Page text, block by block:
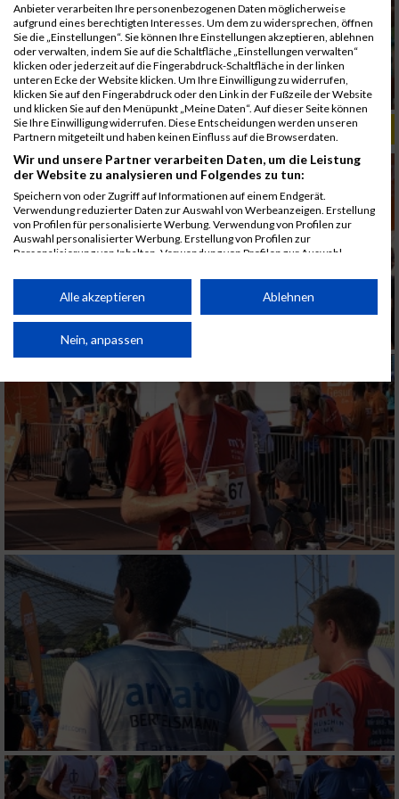
ALBUM B2RUN MÜNCHEN, B2RUN / 16.07.2019
Anbieter verarbeiten Ihre personenbezogenen Daten möglicherweise
aufgrund eines berechtigten Interesses. Um dem zu widersprechen, öffnen
Sie die „Einstellungen“. Sie können Ihre Einstellungen akzeptieren, ablehnen
oder verwalten, indem Sie auf die Schaltfläche „Einstellungen verwalten“
klicken oder jederzeit auf die Fingerabdruck-Schaltfläche in der linken
unteren Ecke der Website klicken. Um Ihre Einwilligung zu widerrufen,
klicken Sie auf den Fingerabdruck oder den Link in der Fußzeile der Website
und klicken Sie auf den Menüpunkt „Meine Daten“. Auf dieser Seite können
Sie Ihre Einwilligung widerrufen. Diese Entscheidungen werden unseren
Partnern mitgeteilt und haben keinen Einfluss auf die Browserdaten.
Wir und unsere Partner verarbeiten Daten, um die Leistung
der Website zu analysieren und Folgendes zu tun:
Speichern von oder Zugriff auf Informationen auf einem Endgerät.
Verwendung reduzierter Daten zur Auswahl von Werbeanzeigen. Erstellung
von Profilen für personalisierte Werbung. Verwendung von Profilen zur
Auswahl personalisierter Werbung. Erstellung von Profilen zur
Personalisierung von Inhalten. Verwendung von Profilen zur Auswahl
Performance von Inhalten. Analyse von Zielgruppen durch Statistiken oder
Kombinationen von Daten aus verschiedenen Quellen. Entwicklung und
von Inhalten.
Daten können außerhalb der Europäischen Union weitergegeben und in die
Website/App.
Partnerliste anzeigen (1 IAB-Anbieter)
Wir nutzen Ihre Daten für folgende Zwecke:
IAB-Verarbeitungszwecke:
Speichern von oder Zugriff auf Informationen
auf einem Endgerät
Verwendung reduzierter Daten zur Auswahl
von Werbeanzeigen
Erstellung von Profilen für personalisierte
Werbung
Verwendung von Profilen zur Auswahl
personalisierter Werbung
Erstellung von Profilen zur Personalisierung
von Inhalten
Verwendung von Profilen zur Auswahl
personalisierter Inhalte
Alle akzeptieren Ablehnen
Nein, anpassen